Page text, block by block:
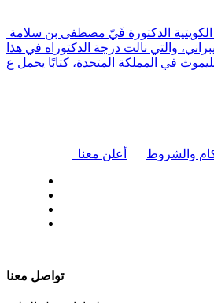
والتي نالت درجة الدكتوراه في هذا
في المملكة المتحدة، كتابًا يحمل ع
أعلن معنا والشروط
تواصل معنا